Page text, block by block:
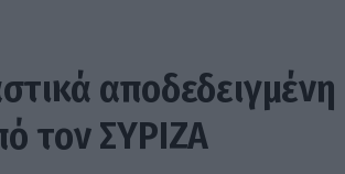
αποδεδειγμένη
τον ΣΥΡΙΖΑ